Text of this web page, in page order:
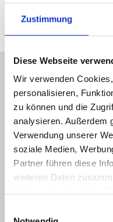
Zustimmung
Diese Webseite
Wir verwenden
personalisieren,
zu können und die
analysieren. Außerdem
Verwendung unserer
soziale Medien,
Partner führen diese
weiteren Daten
Sie werden ihre:n
wahrnehmen. Das
Was wir für
Steuerliche
national wie
zum Beispiel